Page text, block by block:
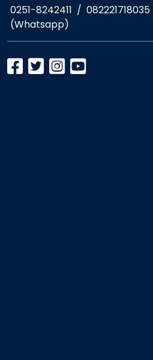
0251-8242411 / 082221718035
(Whatsapp)